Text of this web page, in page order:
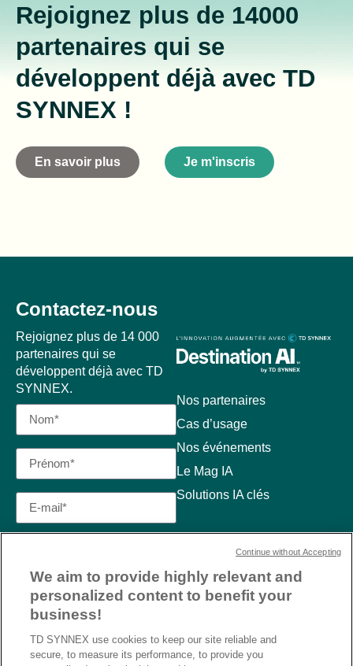
Rejoignez plus de 14000
partenaires qui se
développent déjà avec TD
SYNNEX !
En savoir plus Je m'inscris
Nos partenaires
Cas d’usage
Nos événements
Le Mag IA
Solutions IA clés
Contactez-nous
Rejoignez plus de 14 000
partenaires qui se
développent déjà avec TD
SYNNEX.
We aim to provide highly relevant and
personalized content to benefit your
business!
TD SYNNEX use cookies to keep our site reliable and
secure, to measure its performance, to provide you
Continue without Accepting